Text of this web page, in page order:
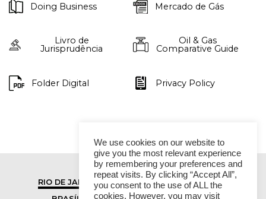
Doing Business Mercado de Gás
Livro de
Jurisprudência
Oil & Gas
Comparative Guide
Folder Digital Privacy Policy
RIO DE JANEIRO
SÃO PAULO
We use cookies on our website to
give you the most relevant experience
by remembering your preferences and
repeat visits. By clicking “Accept All”,
you consent to the use of ALL the
cookies. However, you may visit